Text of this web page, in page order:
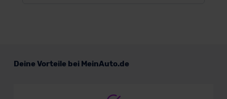
Deine Vorteile bei MeinAuto.de